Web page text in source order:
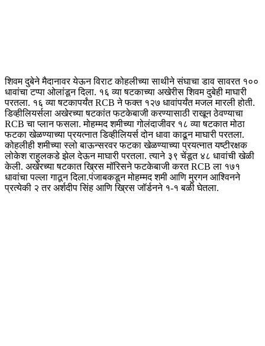
शिवम दुबेने मैदानावर येऊन विराट कोहलीच्या साथीने संघाचा डाव सावरत १००
धावांचा टप्पा ओलांडून दिला. १६ व्या षटकाच्या अखेरीस शिवम दुबेही माघारी
परतला. १६ व्या षटकापर्यंत RCB ने फक्त १२७ धावांपर्यंत मजल मारली होती.
डिव्हीलियर्सला अखेरच्या षटकांत फटकेबाजी करण्यासाठी राखून ठेवण्याचा
RCB चा प्लान फसला. मोहम्मद शमीच्या गोलंदाजीवर १८ व्या षटकात मोठा
फटका खेळण्याच्या प्रयत्नात डिव्हीलियर्स दोन धावा काढून माघारी परतला.
कोहलीही शमीच्या स्लो बाऊन्सरवर फटका खेळण्याच्या प्रयत्नात यष्टीरक्षक
लोकेश राहुलकडे झेल देऊन माघारी परतला. त्याने ३९ चेंडूत ४८ धावांची खेळी
केली. अखेरच्या षटकात ख्रिस मॉरिसने फटकेबाजी करत RCB ला १७१
धावांचा पल्ला गाठून दिला.पंजाबकडून मोहम्मद शमी आणि मुरगन आश्विनने
प्रत्येकी २ तर अर्शदीप सिंह आणि ख्रिस जॉर्डनने १-१ बळी घेतला.